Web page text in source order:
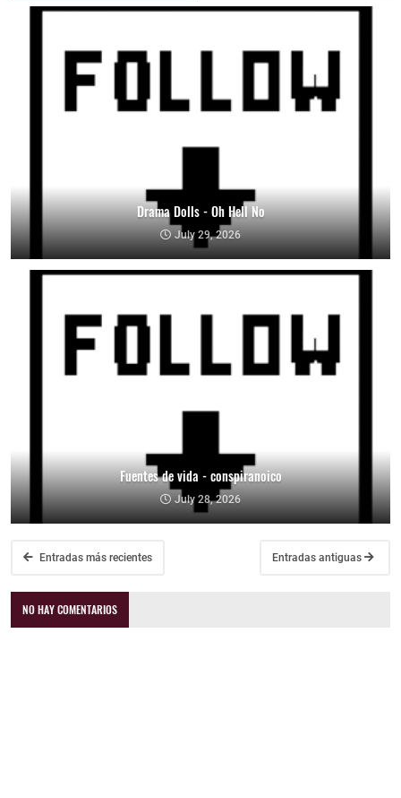
Drama Dolls - Oh Hell No
July 29, 2026
Fuentes de vida - conspiranoico
July 28, 2026
Entradas más recientes Entradas antiguas
NO HAY COMENTARIOS